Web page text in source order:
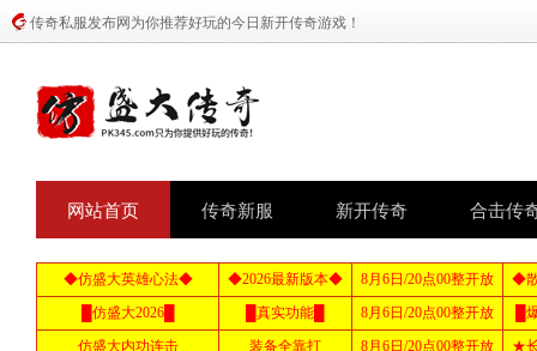
传奇私服发布网为你推荐好玩的今日新开传奇游戏！
网站首页 传奇新服 新开传奇 合击传